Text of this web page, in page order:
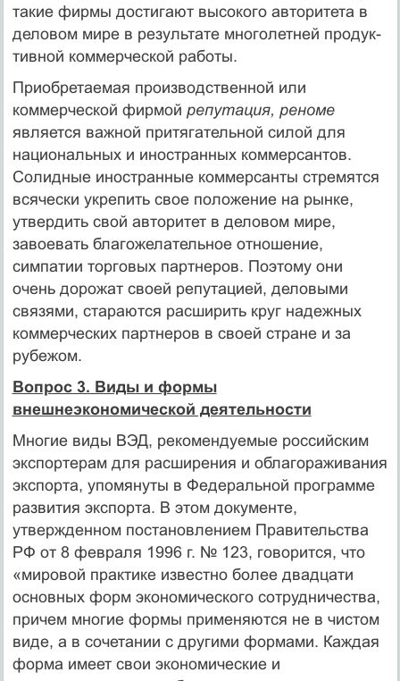
такие фирмы достигают высокого авторитета в
деловом мире в результате многолетней продук­
тивной коммерческой работы.
Приобретаемая производственной или
коммерческой фирмой репу­тация, реноме
является важной притягательной силой для
националь­ных и иностранных коммерсантов.
Солидные иностранные коммерсан­ты стремятся
всячески укрепить свое положение на рынке,
утвердить свой авторитет в деловом мире,
завоевать благожелательное отношение,
симпатии торговых партнеров. Поэтому они
очень дорожат своей репу­тацией, деловыми
связями, стараются расширить круг надежных
ком­мерческих партнеров в своей стране и за
рубежом.
Вопрос 3. Виды и формы
внешнеэкономической деятельности
Многие виды ВЭД, рекомендуемые российским
экспортерам для расширения и облагораживания
экспорта, упомянуты в Федеральной программе
развития экспорта. В этом доку­менте,
утвержденном постановлением Правительства
РФ от 8 февраля 1996 г. № 123, говорится, что
«мировой практике известно более два­дцати
основных форм экономического сотрудничества,
причем мно­гие формы применяются не в чистом
виде, а в сочетании с другими формами. Каждая
форма имеет свои экономические и